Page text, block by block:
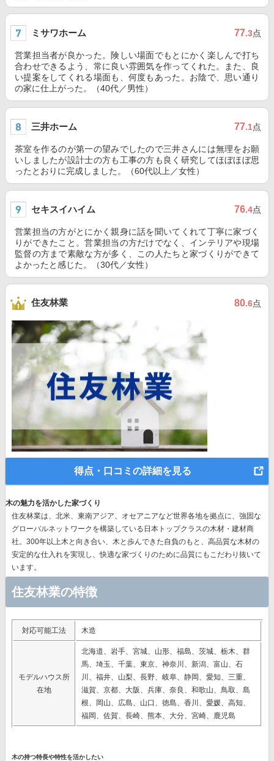
ミサワホーム 77.3点
営業担当者が良かった。険しい場面でもとにかく楽しんで打ち
合わせできるよう、常に良い雰囲気を作ってくれた。また、良
い提案をしてくれる場面も、何度もあった。お陰で、思い通り
の家に仕上がった。（40代／男性）
三井ホーム 77.1点
茶室を作るのが第一の望みでしたので三井さんには無理をお願
いしましたが設計士の方も工事の方も良く研究してほぼほぼ思
ったとおりに完成しました。（60代以上／女性）
セキスイハイム 76.4点
営業担当の方がとにかく親身に話を聞いてくれて丁寧に家づく
りができたこと。営業担当の方だけでなく、インテリアや現場
監督の方まで素敵な方が多く、この人たちと家づくりができて
よかったと感じた。（30代／女性）
住友林業 80.6点
得点・口コミの詳細を見る
木の魅力を活かした家づくり
住友林業は、北米、東南アジア、オセアニアなど世界各地を拠点に、強固な
グローバルネットワークを構築している日本トップクラスの木材・建材商
社。300年以上木と向き合い、木と歩んできた自負のもと、高品質な木材の
安定的な仕入れを実現し、快適な家づくりのために品質にもこだわり抜いて
います。
住友林業の特徴
対応可能工法 木造
モデルハウス所
在地
北海道、岩手、宮城、山形、福島、茨城、栃木、群
馬、埼玉、千葉、東京、神奈川、新潟、富山、石
川、福井、山梨、長野、岐阜、静岡、愛知、三重、
滋賀、京都、大阪、兵庫、奈良、和歌山、鳥取、島
根、岡山、広島、山口、徳島、香川、愛媛、高知、
福岡、佐賀、長崎、熊本、大分、宮崎、鹿児島
木の持つ特長や特性を活かしたい